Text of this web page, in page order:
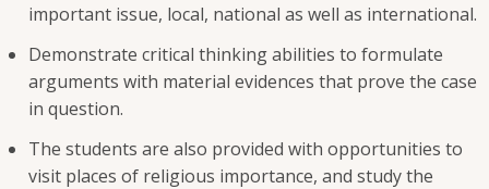
important issue, local, national as well as international.
Demonstrate critical thinking abilities to formulate
arguments with material evidences that prove the case
in question.
The students are also provided with opportunities to
visit places of religious importance, and study the